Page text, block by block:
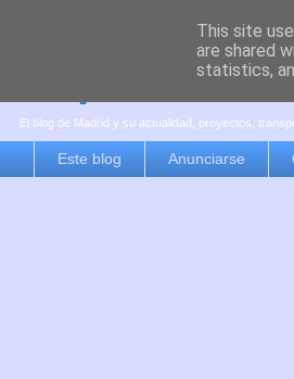
es por
El blog de Madrid y su actualidad, proyectos,
Este blog Anunciarse
This site
are shared
statistics,